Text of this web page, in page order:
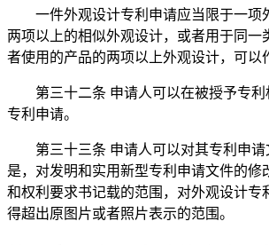
一件外观设计专利申请应当限于一项
两项以上的相似外观设计，或者用于同一
者使用的产品的两项以上外观设计，可以
第三十二条 申请人可以在被授予专
专利申请。
第三十三条 申请人可以对其专利申
是，对发明和实用新型专利申请文件的修
和权利要求书记载的范围，对外观设计专
得超出原图片或者照片表示的范围。